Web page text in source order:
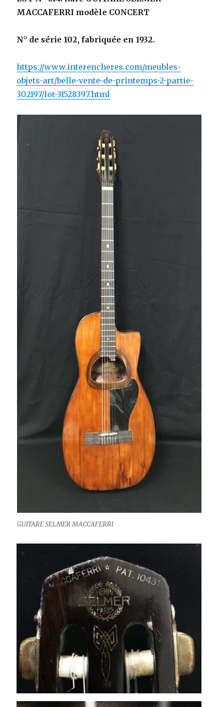
MACCAFERRI modèle CONCERT
N° de série 102, fabriquée en 1932.
https://www.interencheres.com/meubles-
objets-art/belle-vente-de-printemps-2-partie-
302197/lot-31528397.html
GUITARE SELMER MACCAFERRI